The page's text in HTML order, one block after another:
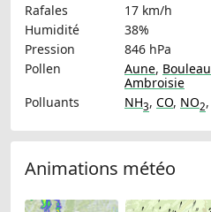
Rafales
17 km/h
Humidité
38%
Pression
846 hPa
Pollen
Aune, Bouleau
Ambroisie
Polluants
NH3, CO, NO2,
Animations météo